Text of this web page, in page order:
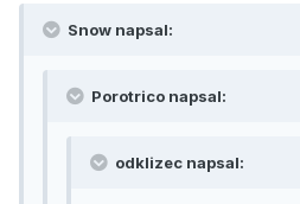
Snow napsal:
Porotrico napsal:
odklizec napsal: